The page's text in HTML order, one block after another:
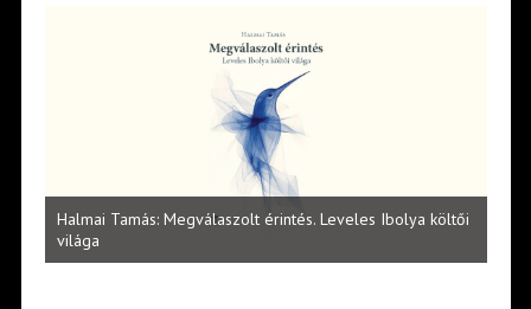
Halmai Tamás: Megválaszolt érintés. Leveles Ibolya költői
világa